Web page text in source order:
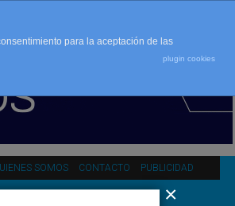
SOMOS CONTACTO PUBLICIDAD
para la aceptación de las
plugin cookies